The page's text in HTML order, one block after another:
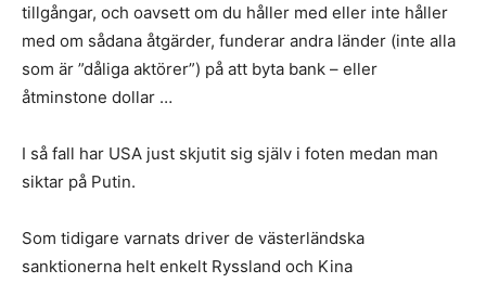
tillgångar, och oavsett om du håller med eller inte håller
med om sådana åtgärder, funderar andra länder (inte alla
som är ”dåliga aktörer”) på att byta bank – eller
åtminstone dollar …
I så fall har USA just skjutit sig själv i foten medan man
siktar på Putin.
Som tidigare varnats driver de västerländska
sanktionerna helt enkelt Ryssland och Kina